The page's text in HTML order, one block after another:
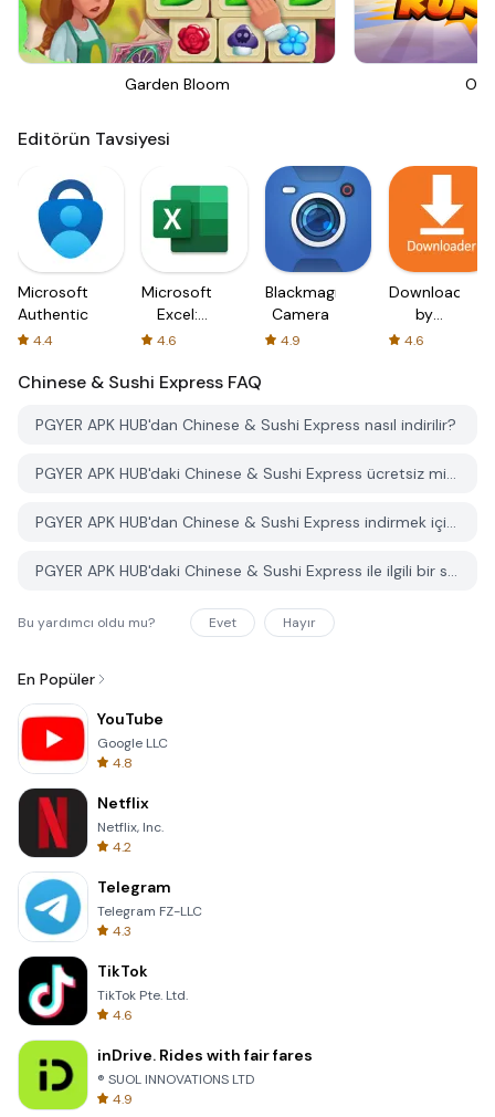
Garden Bloom Om
Editörün Tavsiyesi
Microsoft
Authenticator
4.4
Microsoft
Excel:
Spreadsheets
4.6
Blackmagic
Camera
4.9
Downloader
by
AFTVnews
4.6
Chinese & Sushi Express FAQ
PGYER APK HUB'dan Chinese & Sushi Express nasıl indirilir?
PGYER APK HUB'daki Chinese & Sushi Express ücretsiz mi indirilebilir?
PGYER APK HUB'dan Chinese & Sushi Express indirmek için bir hesaba ihtiyacım var mı?
PGYER APK HUB'daki Chinese & Sushi Express ile ilgili bir sorunu nasıl bildirebilirim?
Bu yardımcı oldu mu? Evet Hayır
En Popüler
YouTube
Google LLC
4.8
Netflix
Netflix, Inc.
4.2
Telegram
Telegram FZ-LLC
4.3
TikTok
TikTok Pte. Ltd.
4.6
inDrive. Rides with fair fares
® SUOL INNOVATIONS LTD
4.9